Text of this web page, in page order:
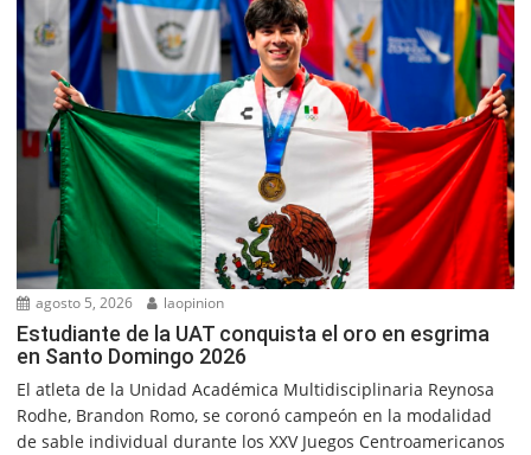
agosto 5, 2026 laopinion
Estudiante de la UAT conquista el oro en esgrima
en Santo Domingo 2026
El atleta de la Unidad Académica Multidisciplinaria Reynosa
Rodhe, Brandon Romo, se coronó campeón en la modalidad
de sable individual durante los XXV Juegos Centroamericanos